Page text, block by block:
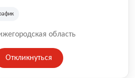
область
Откликнуться